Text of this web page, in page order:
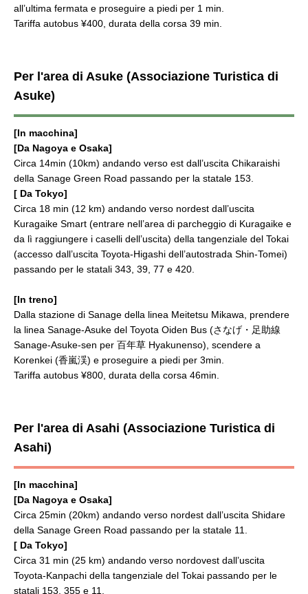
all’ultima fermata e proseguire a piedi per 1 min.
Tariffa autobus ¥400, durata della corsa 39 min.
Per l'area di Asuke (Associazione Turistica di
Asuke)
[In macchina]
[Da Nagoya e Osaka]
Circa 14min (10km) andando verso est dall’uscita Chikaraishi
della Sanage Green Road passando per la statale 153.
[ Da Tokyo]
Circa 18 min (12 km) andando verso nordest dall’uscita
Kuragaike Smart (entrare nell’area di parcheggio di Kuragaike e
da lì raggiungere i caselli dell’uscita) della tangenziale del Tokai
(accesso dall’uscita Toyota-Higashi dell’autostrada Shin-Tomei)
passando per le statali 343, 39, 77 e 420.
[In treno]
Dalla stazione di Sanage della linea Meitetsu Mikawa, prendere
la linea Sanage-Asuke del Toyota Oiden Bus (さなげ・足助線
Sanage-Asuke-sen per 百年草 Hyakunenso), scendere a
Korenkei (香嵐渓) e proseguire a piedi per 3min.
Tariffa autobus ¥800, durata della corsa 46min.
Per l'area di Asahi (Associazione Turistica di
Asahi)
[In macchina]
[Da Nagoya e Osaka]
Circa 25min (20km) andando verso nordest dall’uscita Shidare
della Sanage Green Road passando per la statale 11.
[ Da Tokyo]
Circa 31 min (25 km) andando verso nordovest dall’uscita
Toyota-Kanpachi della tangenziale del Tokai passando per le
statali 153, 355 e 11.